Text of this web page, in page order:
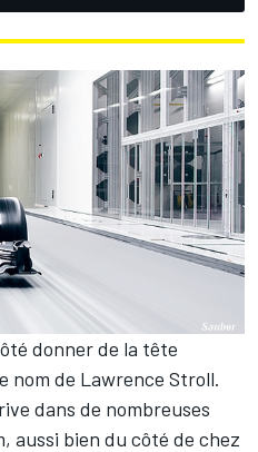
donner de la tête
nom de Lawrence Stroll.
dans de nombreuses
aussi bien du côté de chez